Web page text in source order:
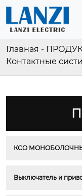
Главная -
Контактные
КСО
Выключатель и